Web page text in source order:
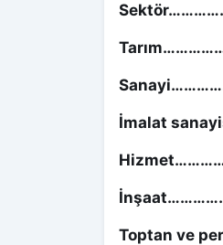
İmalat
Toptan ve